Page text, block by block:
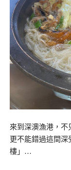
來到深澳漁港，不
更不能錯過這間
樓」…